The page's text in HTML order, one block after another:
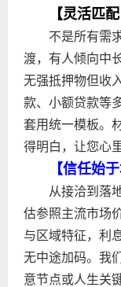
【灵活匹
不是所有需
渡，有人倾向中
无强抵押物但收
款、小额贷款等
套用统一模板。
得明白，让您心
【信任始
从接洽到落
估参照主流市场
与区域特征，利
无中途加码。我
意节点或人生关